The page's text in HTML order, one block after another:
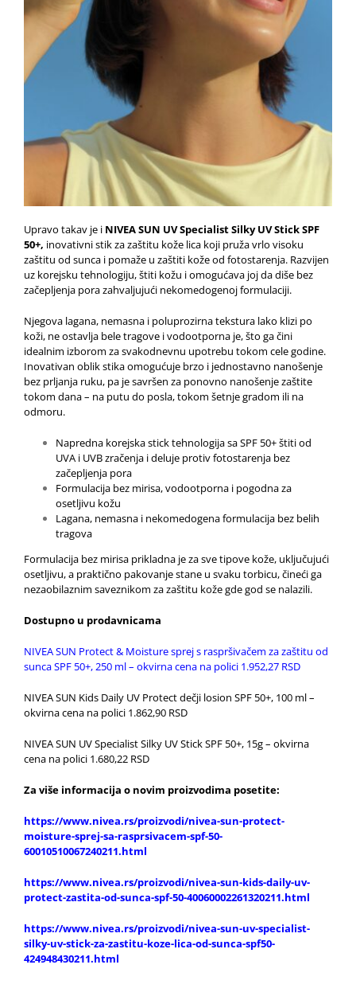
Upravo takav je i NIVEA SUN UV Specialist Silky UV Stick SPF
50+, inovativni stik za zaštitu kože lica koji pruža vrlo visoku
zaštitu od sunca i pomaže u zaštiti kože od fotostarenja. Razvijen
uz korejsku tehnologiju, štiti kožu i omogućava joj da diše bez
začepljenja pora zahvaljujući nekomedogenoj formulaciji.
Njegova lagana, nemasna i poluprozirna tekstura lako klizi po
koži, ne ostavlja bele tragove i vodootporna je, što ga čini
idealnim izborom za svakodnevnu upotrebu tokom cele godine.
Inovativan oblik stika omogućuje brzo i jednostavno nanošenje
bez prljanja ruku, pa je savršen za ponovno nanošenje zaštite
tokom dana – na putu do posla, tokom šetnje gradom ili na
odmoru.
Napredna korejska stick tehnologija sa SPF 50+ štiti od
UVA i UVB zračenja i deluje protiv fotostarenja bez
začepljenja pora
Formulacija bez mirisa, vodootporna i pogodna za
osetljivu kožu
Lagana, nemasna i nekomedogena formulacija bez belih
tragova
Formulacija bez mirisa prikladna je za sve tipove kože, uključujući
osetljivu, a praktično pakovanje stane u svaku torbicu, čineći ga
nezaobilaznim saveznikom za zaštitu kože gde god se nalazili.
Dostupno u prodavnicama
NIVEA SUN Protect & Moisture sprej s raspršivačem za zaštitu od
sunca SPF 50+, 250 ml – okvirna cena na polici 1.952,27 RSD
NIVEA SUN Kids Daily UV Protect dečji losion SPF 50+, 100 ml –
okvirna cena na polici 1.862,90 RSD
NIVEA SUN UV Specialist Silky UV Stick SPF 50+, 15g – okvirna
cena na polici 1.680,22 RSD
Za više informacija o novim proizvodima posetite:
https://www.nivea.rs/proizvodi/nivea-sun-protect-
moisture-sprej-sa-rasprsivacem-spf-50-
60010510067240211.html
https://www.nivea.rs/proizvodi/nivea-sun-kids-daily-uv-
protect-zastita-od-sunca-spf-50-40060002261320211.html
https://www.nivea.rs/proizvodi/nivea-sun-uv-specialist-
silky-uv-stick-za-zastitu-koze-lica-od-sunca-spf50-
424948430211.html